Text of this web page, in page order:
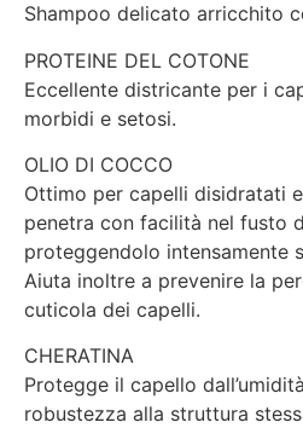
Shampoo delicato arricchito
PROTEINE DEL COTONE
Eccellente districante per i
morbidi e setosi.
OLIO DI COCCO
Ottimo per capelli disidratati
penetra con facilità nel fusto
proteggendolo intensamente
Aiuta inoltre a prevenire la
cuticola dei capelli.
CHERATINA
Protegge il capello
robustezza alla struttura